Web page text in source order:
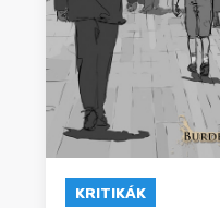
KRITIKÁK